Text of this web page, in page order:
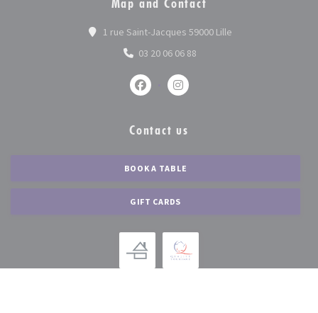
Map and Contact
1 rue Saint-Jacques 59000 Lille((opens in a new
03 20 06 06 88
Facebook ((opens in a new window))
Instagram ((opens in a new
Contact us
BOOK A TABLE
GIFT CARDS